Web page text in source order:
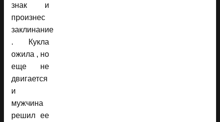
знак и
произнес
заклинание
. Кукла
ожила , но
еще не
двигается
и
мужчина
решил ее